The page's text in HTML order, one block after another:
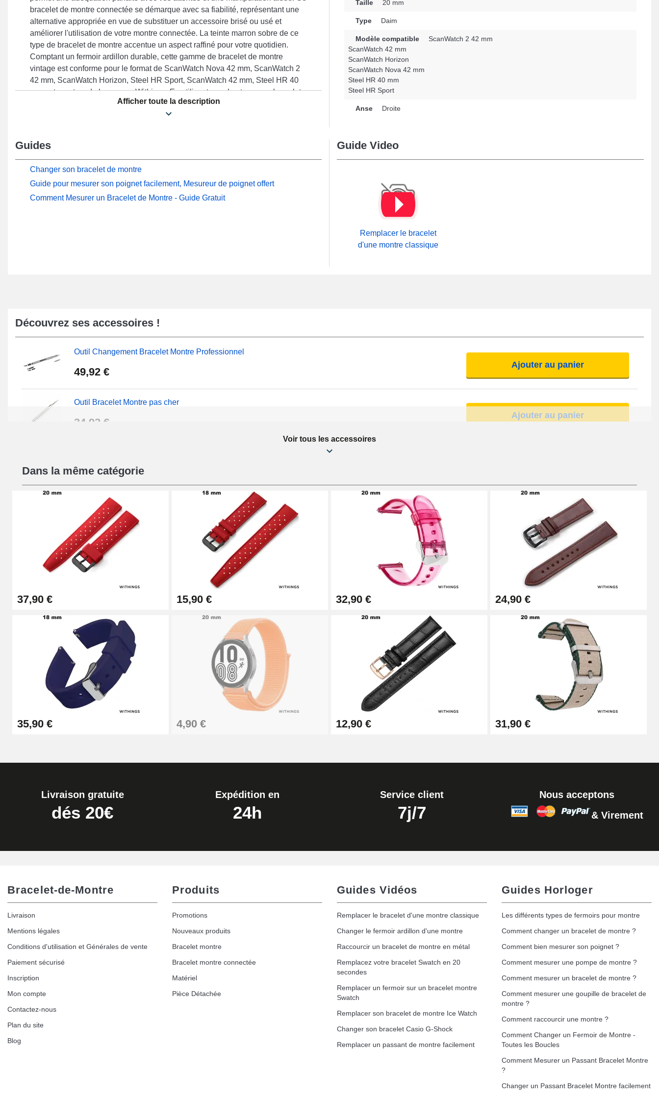
bracelet de montre connectée se démarque avec sa fiabilité, représentant une
alternative appropriée en vue de substituer un accessoire brisé ou usé et
améliorer l'utilisation de votre montre connectée. La teinte marron sobre de ce
type de bracelet de montre accentue un aspect raffiné pour votre quotidien.
Comptant un fermoir ardillon durable, cette gamme de bracelet de montre
vintage est conforme pour le format de ScanWatch Nova 42 mm, ScanWatch 2
42 mm, ScanWatch Horizon, Steel HR Sport, ScanWatch 42 mm, Steel HR 40
mm entre autres de la marque Withings. En utilisant sa robustesse, ce bracelet
en cuir véritable Withings se fond parfaitement à une sélection de modèles avec
Afficher toute la description
Taille 20 mm
Type Daim
Modèle compatible
ScanWatch 2 42 mm
ScanWatch 42 mm
ScanWatch Horizon
ScanWatch Nova 42 mm
Steel HR 40 mm
Steel HR Sport
Anse Droite
Guides
Changer son bracelet de montre
Guide pour mesurer son poignet facilement, Mesureur de poignet offert
Comment Mesurer un Bracelet de Montre - Guide Gratuit
Guide Video
Remplacer le bracelet
d'une montre classique
Découvrez ses accessoires !
Outil Changement Bracelet Montre Professionnel
49,92 €
Ajouter au panier
Outil Bracelet Montre pas cher
34,92 €
Ajouter au panier
16,90 €
Pied à Coulisse Numérique
9,90 €
Ajouter au panier
Pince à Poinçonner (pince trou)
57,42 €
Ajouter au panier
Pince Trou pour Bracelet de Montre
10,90 €
Ajouter au panier
Kit Horlogerie Débutant
26,90 €
Ajouter au panier
Boîte Pompe Bracelet Montre - Diamètre 1,50 mm - 8 à 25 mm
Ajouter au panier
Extracteur de Bracelet de Montre Facile
Ajouter au panier
Voir tous les accessoires
Dans la même catégorie
37,90 € 15,90 € 32,90 € 24,90 €
35,90 € 4,90 € 12,90 € 31,90 €
Livraison gratuite
dés 20€
Expédition en
24h
Service client
7j/7
Nous acceptons
& Virement
Bracelet-de-Montre
Livraison
Mentions légales
Conditions d'utilisation et Générales de vente
Paiement sécurisé
Inscription
Mon compte
Contactez-nous
Plan du site
Blog
Produits
Promotions
Nouveaux produits
Bracelet montre
Bracelet montre connectée
Matériel
Pièce Détachée
Guides Vidéos
Remplacer le bracelet d'une montre classique
Changer le fermoir ardillon d'une montre
Raccourcir un bracelet de montre en métal
Remplacez votre bracelet Swatch en 20
secondes
Remplacer un fermoir sur un bracelet montre
Swatch
Remplacer son bracelet de montre Ice Watch
Changer son bracelet Casio G-Shock
Remplacer un passant de montre facilement
Guides Horloger
Les différents types de fermoirs pour montre
Comment changer un bracelet de montre ?
Comment bien mesurer son poignet ?
Comment mesurer une pompe de montre ?
Comment mesurer un bracelet de montre ?
Comment mesurer une goupille de bracelet de
montre ?
Comment raccourcir une montre ?
Comment Changer un Fermoir de Montre -
Toutes les Boucles
Comment Mesurer un Passant Bracelet Montre
?
Changer un Passant Bracelet Montre facilement